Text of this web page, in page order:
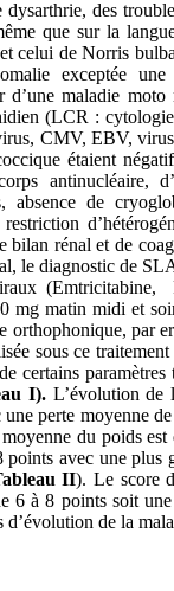
des
que sur la
celui de Norris
exceptée
maladie moto
(LCR :
CMV, EBV,
étaient
antinucléaire,
absence de
bilan rénal et de
le diagnostic de
mg matin midi et
par
sous ce
certains
I). L’évolution de
perte moyenne
du poids
points avec une
II). Le score
6 à 8 points soit
d’évolution de la